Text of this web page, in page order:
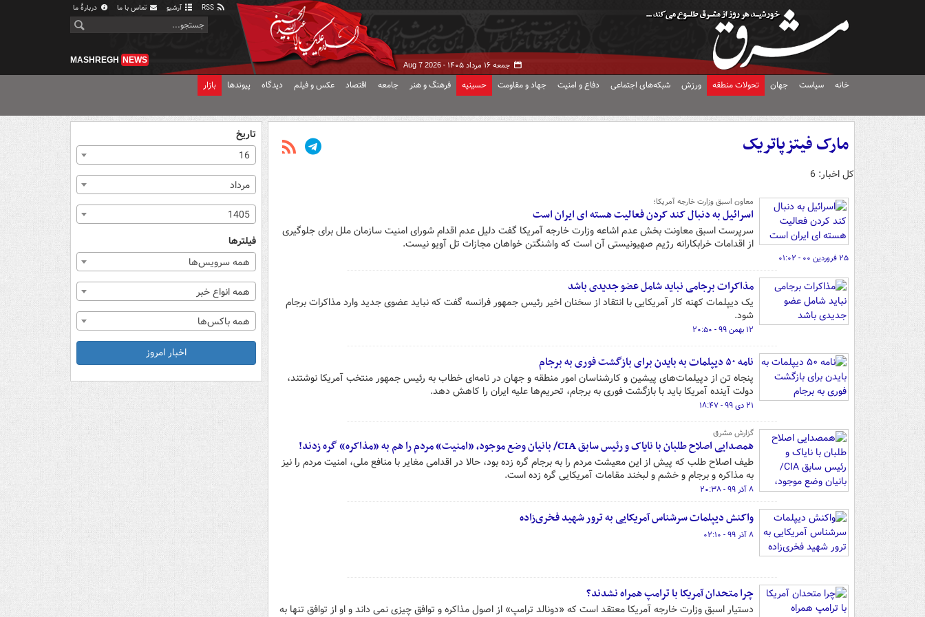
آرشیو تماس با ما دربارهٔ ما
جمعه ۱۶ مرداد ۱۴۰۵ - Aug 7 2026
MASHREGH NEWS
خانه سیاست جهان تحولات منطقه ورزش شبکه‌های اجتماعی دفاع و امنیت جهاد و مقاومت حسینیه فرهنگ و هنر جامعه اقتصاد عکس و فیلم دیدگاه پیوندها بازار
مارک فیتزپاتریک
کل اخبار: 6
معاون اسبق وزارت خارجه آمریکا؛
اسرائیل به دنبال کند کردن فعالیت هسته ای ایران است
سرپرست اسبق معاونت بخش عدم اشاعه وزارت خارجه آمریکا گفت دلیل عدم اقدام شورای امنیت سازمان ملل برای جلوگیری
از اقدامات خرابکارانه رژیم صهیونیستی آن است که واشنگتن خواهان مجازات تل آویو نیست.
۲۵ فروردین ۰۰ - ۰۱:۰۲
مذاکرات برجامی نباید شامل عضو جدیدی باشد
یک دیپلمات کهنه کار آمریکایی با انتقاد از سخنان اخیر رئیس جمهور فرانسه گفت که نباید عضوی جدید وارد مذاکرات برجام
شود.
۱۲ بهمن ۹۹ - ۲۰:۵۰
نامه ۵۰ دیپلمات به بایدن برای بازگشت فوری به برجام
پنجاه تن از دپیلمات‌های پیشین و کارشناسان امور منطقه و جهان در نامه‌ای خطاب به رئیس جمهور منتخب آمریکا نوشتند،
دولت آینده آمریکا باید با بازگشت فوری به برجام، تحریم‌ها علیه ایران را کاهش دهد.
۲۱ دی ۹۹ - ۱۸:۴۷
گزارش مشرق
همصدایی اصلاح طلبان با نایاک و رئیس سابق CIA/ بانیان وضع موجود، «امنیت» مردم را هم به «مذاکره» گره زدند!
طیف اصلاح طلب که پیش از این معیشت مردم را به برجام گره زده بود، حالا در اقدامی مغایر با منافع ملی، امنیت مردم را نیز
به مذاکره و برجام و خشم و لبخند مقامات آمریکایی گره زده است.
۸ آذر ۹۹ - ۲۰:۳۸
واکنش دیپلمات سرشناس آمریکایی به ترور شهید فخری‌زاده
۸ آذر ۹۹ - ۰۲:۱۰
چرا متحدان آمریکا با ترامپ همراه نشدند؟
دستیار اسبق وزارت خارجه آمریکا معتقد است که «دونالد ترامپ» از اصول مذاکره و توافق چیزی نمی داند و او از توافق تنها به
تاریخ
16
مرداد
1405
فیلترها
همه سرویس‌ها
همه انواع خبر
همه باکس‌ها
اخبار امروز